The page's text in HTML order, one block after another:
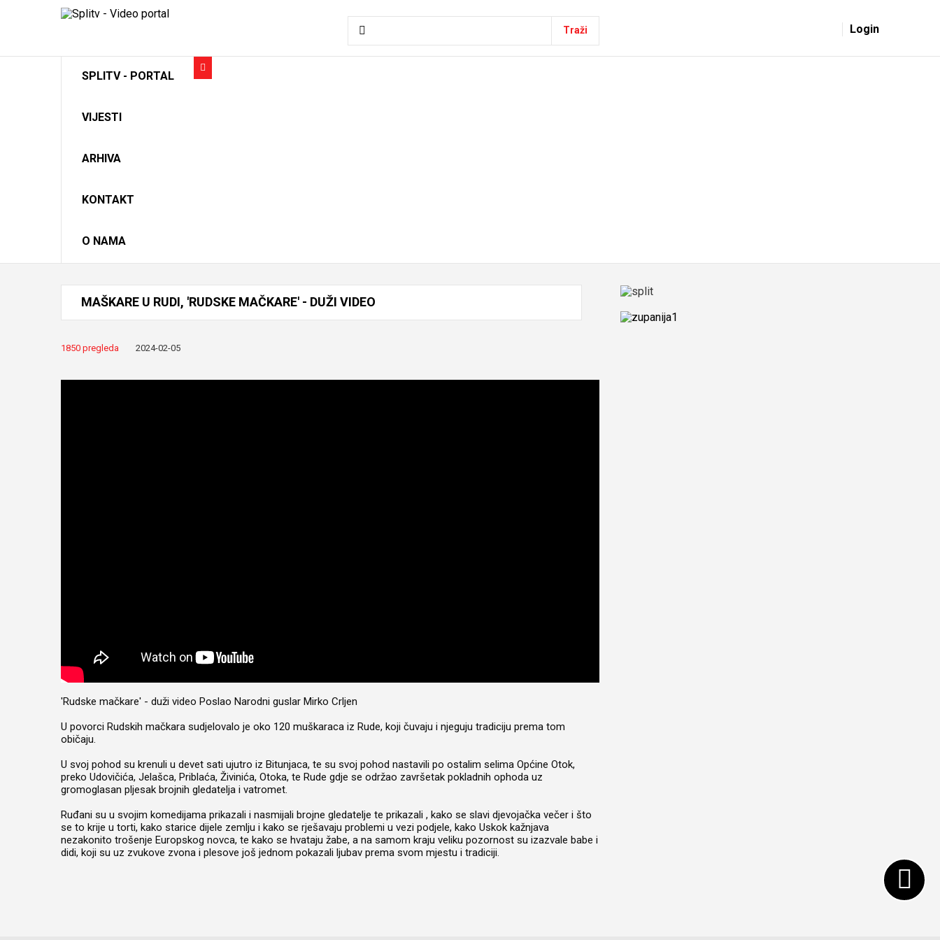
Traži Login
SPLITV - PORTAL
VIJESTI
ARHIVA
KONTAKT
O NAMA
MAŠKARE U RUDI, 'RUDSKE MAČKARE' - DUŽI VIDEO
1850 pregleda 2024-02-05
'Rudske mačkare' - duži video Poslao Narodni guslar Mirko Crljen
U povorci Rudskih mačkara sudjelovalo je oko 120 muškaraca iz Rude, koji čuvaju i njeguju tradiciju prema tom
običaju.
U svoj pohod su krenuli u devet sati ujutro iz Bitunjaca, te su svoj pohod nastavili po ostalim selima Općine Otok,
preko Udovičića, Jelašca, Priblaća, Živinića, Otoka, te Rude gdje se održao završetak pokladnih ophoda uz
gromoglasan pljesak brojnih gledatelja i vatromet.
Ruđani su u svojim komedijama prikazali i nasmijali brojne gledatelje te prikazali , kako se slavi djevojačka večer i što
se to krije u torti, kako starice dijele zemlju i kako se rješavaju problemi u vezi podjele, kako Uskok kažnjava
nezakonito trošenje Europskog novca, te kako se hvataju žabe, a na samom kraju veliku pozornost su izazvale babe i
didi, koji su uz zvukove zvona i plesove još jednom pokazali ljubav prema svom mjestu i tradiciji.